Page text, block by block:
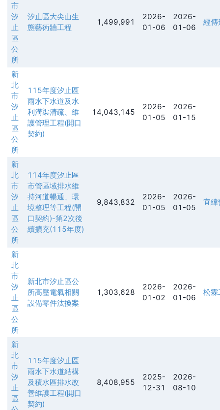
市
汐
止
區
公
所
汐止區大尖山生
態藝術牆工程
1,499,991
2026-
01-06
2026-
01-06
經傳
新
北
市
汐
止
區
公
所
115年度汐止區
雨水下水道及水
利溝渠清疏、維
護管理工程(開口
契約)
14,043,145
2026-
01-05
2026-
01-15
新
北
市
汐
止
區
公
所
114年度汐止區
市管區域排水維
持河道暢通、環
境整理等工程(開
口契約)-第2次後
續擴充(115年度)
9,843,832
2026-
01-05
2026-
01-05
宜緯
新
北
市
汐
止
區
公
所
新北市汐止區公
所高壓電氣相關
設備零件汰換案
1,303,628
2026-
01-02
2026-
01-06
松霖
新
北
市
汐
止
區
115年度汐止區
雨水下水道結構
及積水區排水改
善維護工程(開口
契約)
8,408,955
2025-
12-31
2026-
08-10